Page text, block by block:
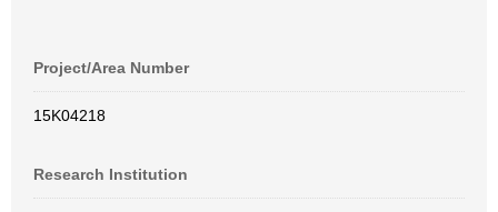
Project/Area Number
15K04218
Research Institution